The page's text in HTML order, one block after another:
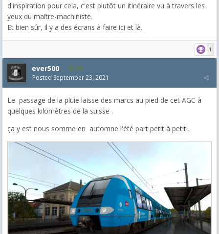
d'inspiration pour cela, c'est plutôt un itinéraire vu à travers les
yeux du maître-machiniste.
Et bien sûr, il y a des écrans à faire ici et là.
1
ever500 295
Posted September 23, 2021
Le passage de la pluie laisse des marcs au pied de cet AGC à
quelques kilomètres de la suisse .
ça y est nous somme en automne l'été part petit à petit .